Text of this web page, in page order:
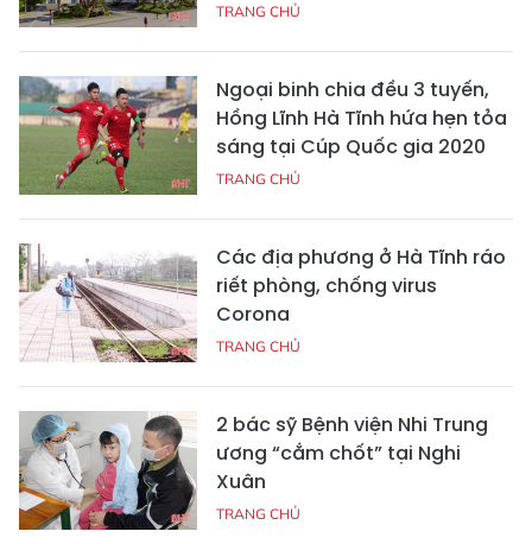
TRANG CHỦ
Ngoại binh chia đều 3 tuyến,
Hồng Lĩnh Hà Tĩnh hứa hẹn tỏa
sáng tại Cúp Quốc gia 2020
TRANG CHỦ
Các địa phương ở Hà Tĩnh ráo
riết phòng, chống virus
Corona
TRANG CHỦ
2 bác sỹ Bệnh viện Nhi Trung
ương “cắm chốt” tại Nghi
Xuân
TRANG CHỦ